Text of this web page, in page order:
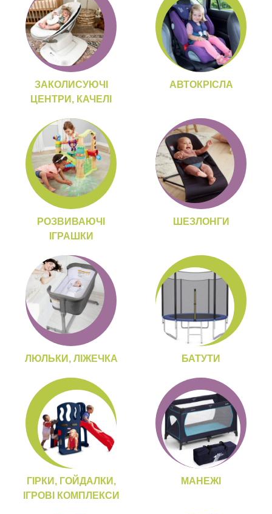
ЗАКОЛИСУЮЧІ
ЦЕНТРИ, КАЧЕЛІ
АВТОКРІСЛА
РОЗВИВАЮЧІ
ІГРАШКИ
ШЕЗЛОНГИ
ЛЮЛЬКИ, ЛІЖЕЧКА БАТУТИ
ГІРКИ, ГОЙДАЛКИ,
ІГРОВІ КОМПЛЕКСИ
МАНЕЖІ